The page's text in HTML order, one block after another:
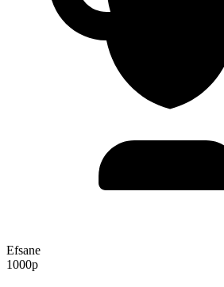
Efsane
1000p